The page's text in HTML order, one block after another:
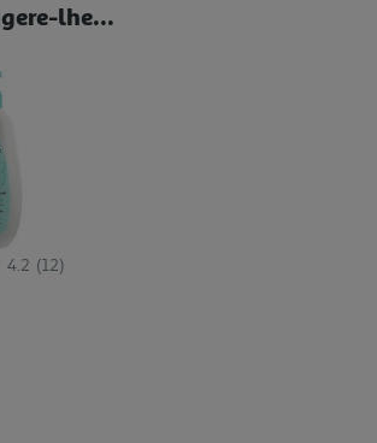
lhe...
4.2 (12)